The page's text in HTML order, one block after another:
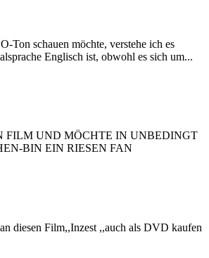
Ton schauen möchte, verstehe ich es
Englisch ist, obwohl es sich um...
FILM UND MÖCHTE IN UNBEDINGT
BIN EIN RIESEN FAN
diesen Film,,Inzest ,,auch als DVD kaufen